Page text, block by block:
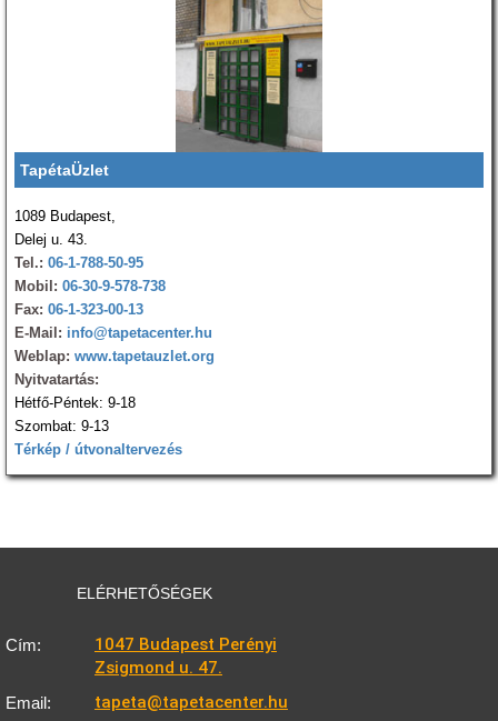
TapétaÜzlet
1089 Budapest,
Delej u. 43.
Tel.: 06-1-788-50-95
Mobil: 06-30-9-578-738
Fax: 06-1-323-00-13
E-Mail: info@tapetacenter.hu
Weblap: www.tapetauzlet.org
Nyitvatartás:
Hétfő-Péntek: 9-18
Szombat: 9-13
Térkép / útvonaltervezés
ELÉRHETŐSÉGEK
Cím:
1047 Budapest Perényi
Zsigmond u. 47.
Email: tapeta@tapetacenter.hu